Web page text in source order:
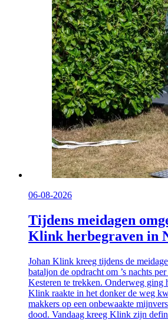
06-08-2026
Tijdens meidagen
Klink herbegraven in
Johan Klink kreeg tijdens de
bataljon de opdracht om ’s nachts
Kesteren te trekken. Onderweg ging
Klink raakte in het donker de weg
makkers op een onbewaakte
dood. Vandaag kreeg Klink zijn